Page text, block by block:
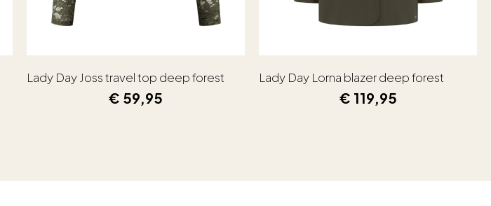
Lady Day Joss travel top deep forest
€ 59,95
Lady Day Lorna blazer deep forest
€ 119,95